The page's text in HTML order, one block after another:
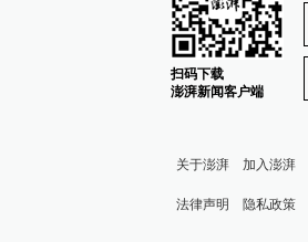
扫码下载
澎湃新闻客户端
关于澎湃 加入澎湃
法律声明 隐私政策